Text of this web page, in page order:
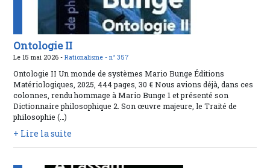
Ontologie II
Le 15 mai 2026 -Rationalisme -n° 357
Ontologie II Un monde de systèmes Mario Bunge Éditions
Matériologiques, 2025, 444 pages, 30 € Nous avions déjà, dans ces
colonnes, rendu hommage à Mario Bunge 1 et présenté son
Dictionnaire philosophique 2. Son œuvre majeure, le Traité de
philosophie (…)
+ Lire la suite